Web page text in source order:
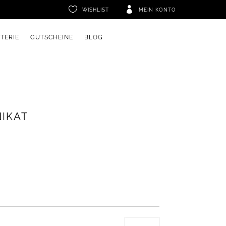
 WISHLIST  MEIN KONTO
GUTSCHEINE BLOG